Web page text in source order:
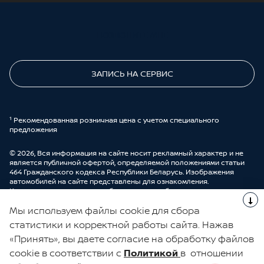
ЗАПИСЬ НА СЕРВИС
¹ Рекомендованная розничная цена с учетом специального
предложения
© 2026, Вся информация на сайте носит рекламный характер и не
является публичной офертой, определяемой положениями статьи
464 Гражданского кодекса Республики Беларусь. Изображения
автомобилей на сайте представлены для ознакомления.
Комплектации и цены могут быть изменены без предварительного
автоцентре ООО “ДрайвМоторс”.
ЭЛЕКТРОННАЯ КНИГА ОТЗЫВОВ
Мы используем файлы cookie для сбора
статистики и корректной работы сайта. Нажав
«Принять», вы даете согласие на обработку файлов
cookie в соответствии с Политикой в отношении